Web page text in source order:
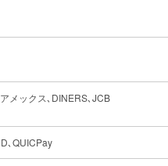
メックス､DINERS､JCB
､QUICPay